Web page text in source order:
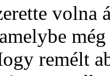
volna
remélt